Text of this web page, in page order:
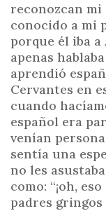
reconozcan mi
conocido a mi
porque él iba
apenas
aprendió
Cervantes en
cuando
español era
venían
sentía una
no les
como: “¡oh,
padres gringos